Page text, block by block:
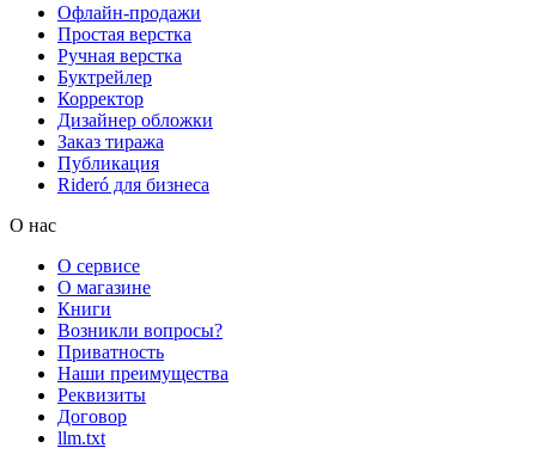
Офлайн-продажи
Простая верстка
Ручная верстка
Буктрейлер
Корректор
Дизайнер обложки
Заказ тиража
Публикация
Rideró для бизнеса
О нас
О сервисе
О магазине
Книги
Возникли вопросы?
Приватность
Наши преимущества
Реквизиты
Договор
llm.txt